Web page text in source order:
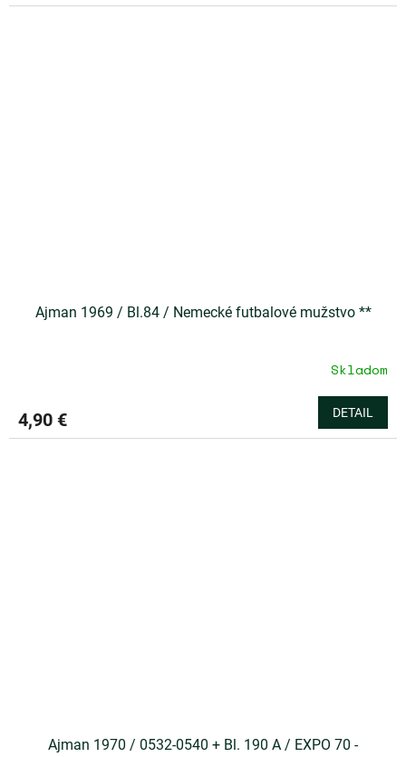
Ajman 1969 / Bl.84 / Nemecké futbalové mužstvo **
Skladom
4,90 € DETAIL
Ajman 1970 / 0532-0540 + Bl. 190 A / EXPO 70 -